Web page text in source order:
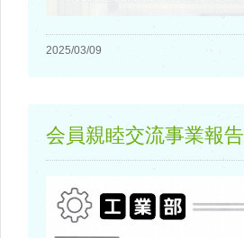
2025/03/09
会員親睦交流事業報告